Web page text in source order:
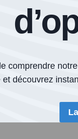
comprendre
et découvrez